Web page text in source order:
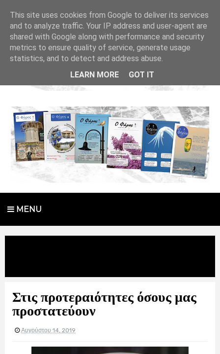
MENU
Στις προτεραιότητες όσους μας
προστατεύουν
Αυγούστου 14, 2019
This site uses cookies from Google to deliver its services
and to analyze traffic. Your IP address and user-agent are
shared with Google along with performance and security
metrics to ensure quality of service, generate usage
statistics, and to detect and address abuse.
LEARN MORE
GOT IT